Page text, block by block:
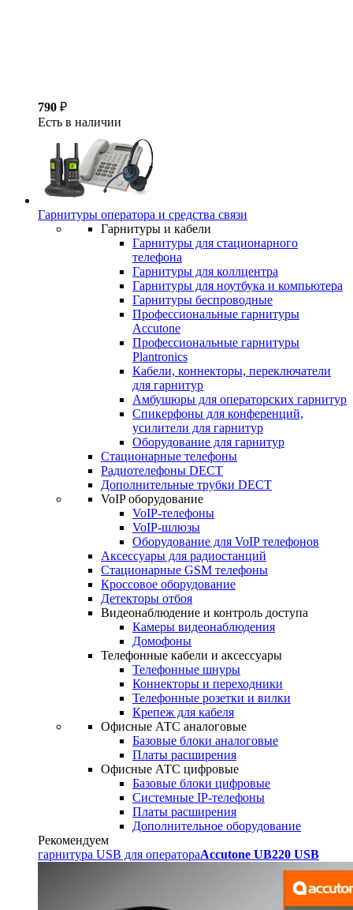
790 ₽
Есть в наличии
Гарнитуры оператора и средства связи
Гарнитуры и кабели
Гарнитуры для стационарного
телефона
Гарнитуры для коллцентра
Гарнитуры для ноутбука и компьютера
Гарнитуры беспроводные
Профессиональные гарнитуры
Accutone
Профессиональные гарнитуры
Plantronics
Кабели, коннекторы, переключатели
для гарнитур
Амбушюры для операторских гарнитур
Cпикерфоны для конференций,
усилители для гарнитур
Оборудование для гарнитур
Стационарные телефоны
Радиотелефоны DECT
Дополнительные трубки DECT
VoIP оборудование
VoIP-телефоны
VoIP-шлюзы
Оборудование для VoIP телефонов
Аксессуары для радиостанций
Стационарные GSM телефоны
Кроссовое оборудование
Детекторы отбоя
Видеонаблюдение и контроль доступа
Камеры видеонаблюдения
Домофоны
Телефонные кабели и аксессуары
Телефонные шнуры
Коннекторы и переходники
Телефонные розетки и вилки
Крепеж для кабеля
Офисные АТС аналоговые
Базовые блоки аналоговые
Платы расширения
Офисные АТС цифровые
Базовые блоки цифровые
Системные IP-телефоны
Платы расширения
Дополнительное оборудование
Рекомендуем
гарнитура USB для оператораAccutone UB220 USB